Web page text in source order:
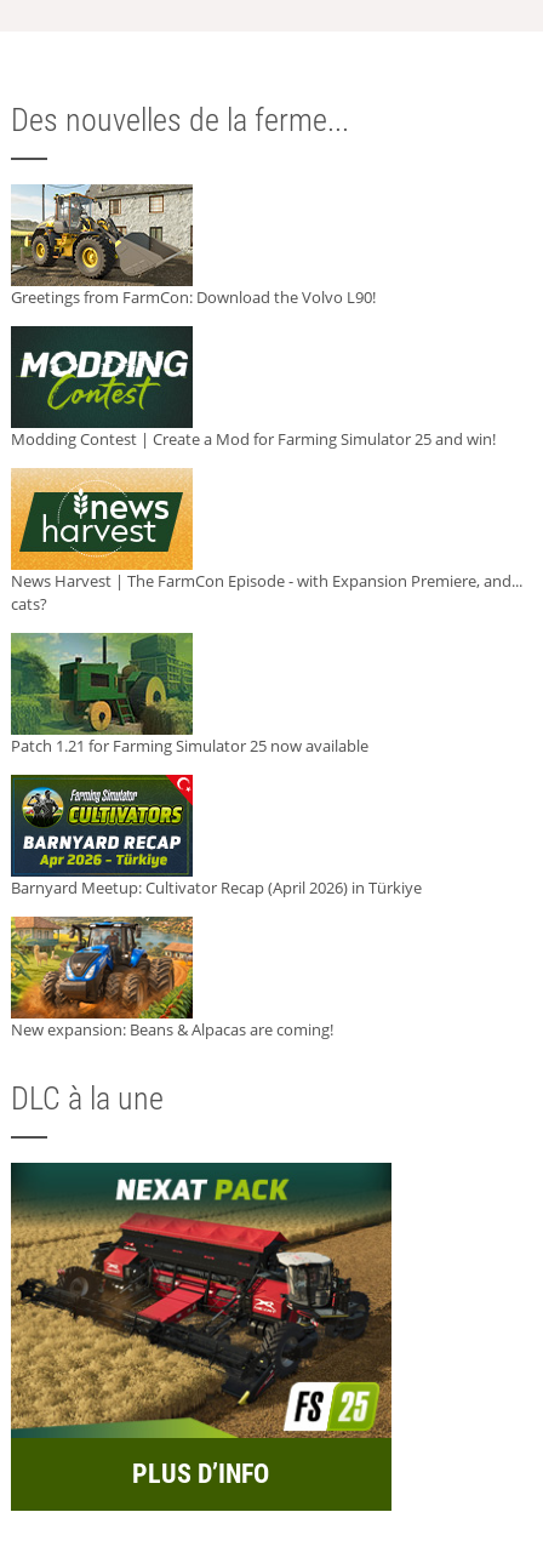
Des nouvelles de la ferme...
Greetings from FarmCon: Download the Volvo L90!
Modding Contest | Create a Mod for Farming Simulator 25 and win!
News Harvest | The FarmCon Episode - with Expansion Premiere, and...
cats?
Patch 1.21 for Farming Simulator 25 now available
Barnyard Meetup: Cultivator Recap (April 2026) in Türkiye
New expansion: Beans & Alpacas are coming!
DLC à la une
PLUS D’INFO